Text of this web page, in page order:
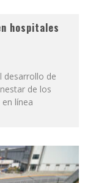
hospitales
desarrollo de
de los
línea